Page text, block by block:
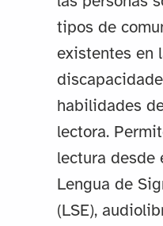
tipos de
existentes en
habilidades
lectora.
lectura desde
Lengua de
(LSE),